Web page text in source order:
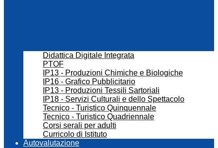
Didattica Digitale Integrata
PTOF
IP13 - Produzioni Chimiche e Biologiche
IP16 - Grafico Pubblicitario
IP13 - Produzioni Tessili Sartoriali
IP18 - Servizi Culturali e dello Spettacolo
Tecnico - Turistico Quinquennale
Tecnico - Turistico Quadriennale
Corsi serali per adulti
Curricolo di Istituto
Autovalutazione